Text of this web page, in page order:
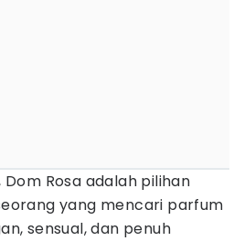
Rosa adalah pilihan
yang mencari parfum
sensual, dan penuh